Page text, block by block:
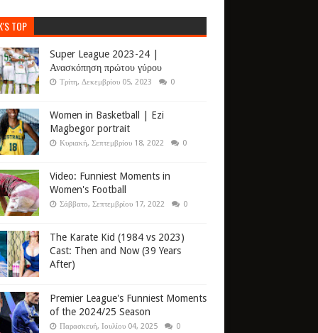
TOP
Super League 2023-24 |
Ανασκόπηση πρώτου γύρου
Τρίτη, Δεκεμβρίου 05, 2023 0
Women in Basketball | Ezi
Magbegor portrait
Κυριακή, Σεπτεμβρίου 18, 2022 0
Video: Funniest Moments in
Women's Football
Σάββατο, Σεπτεμβρίου 17, 2022 0
The Karate Kid (1984 vs 2023)
Cast: Then and Now (39 Years
After)
Premier League's Funniest Moments
of the 2024/25 Season
Παρασκευή, Ιουλίου 04, 2025 0